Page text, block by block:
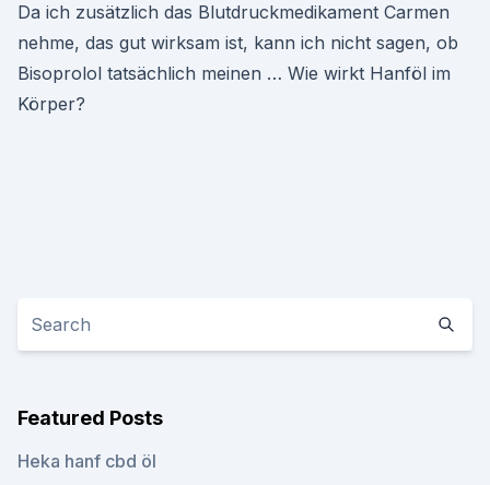
Da ich zusätzlich das Blutdruckmedikament Carmen
nehme, das gut wirksam ist, kann ich nicht sagen, ob
Bisoprolol tatsächlich meinen … Wie wirkt Hanföl im
Körper?
Featured Posts
Heka hanf cbd öl